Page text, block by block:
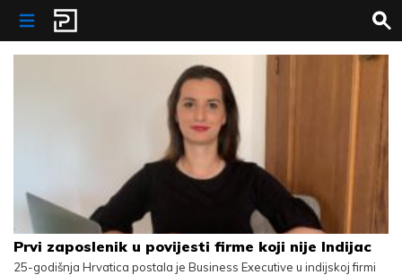
Skip to content
Prvi zaposlenik u povijesti firme koji nije Indijac
25-godišnja Hrvatica postala je Business Executive u indijskoj firmi